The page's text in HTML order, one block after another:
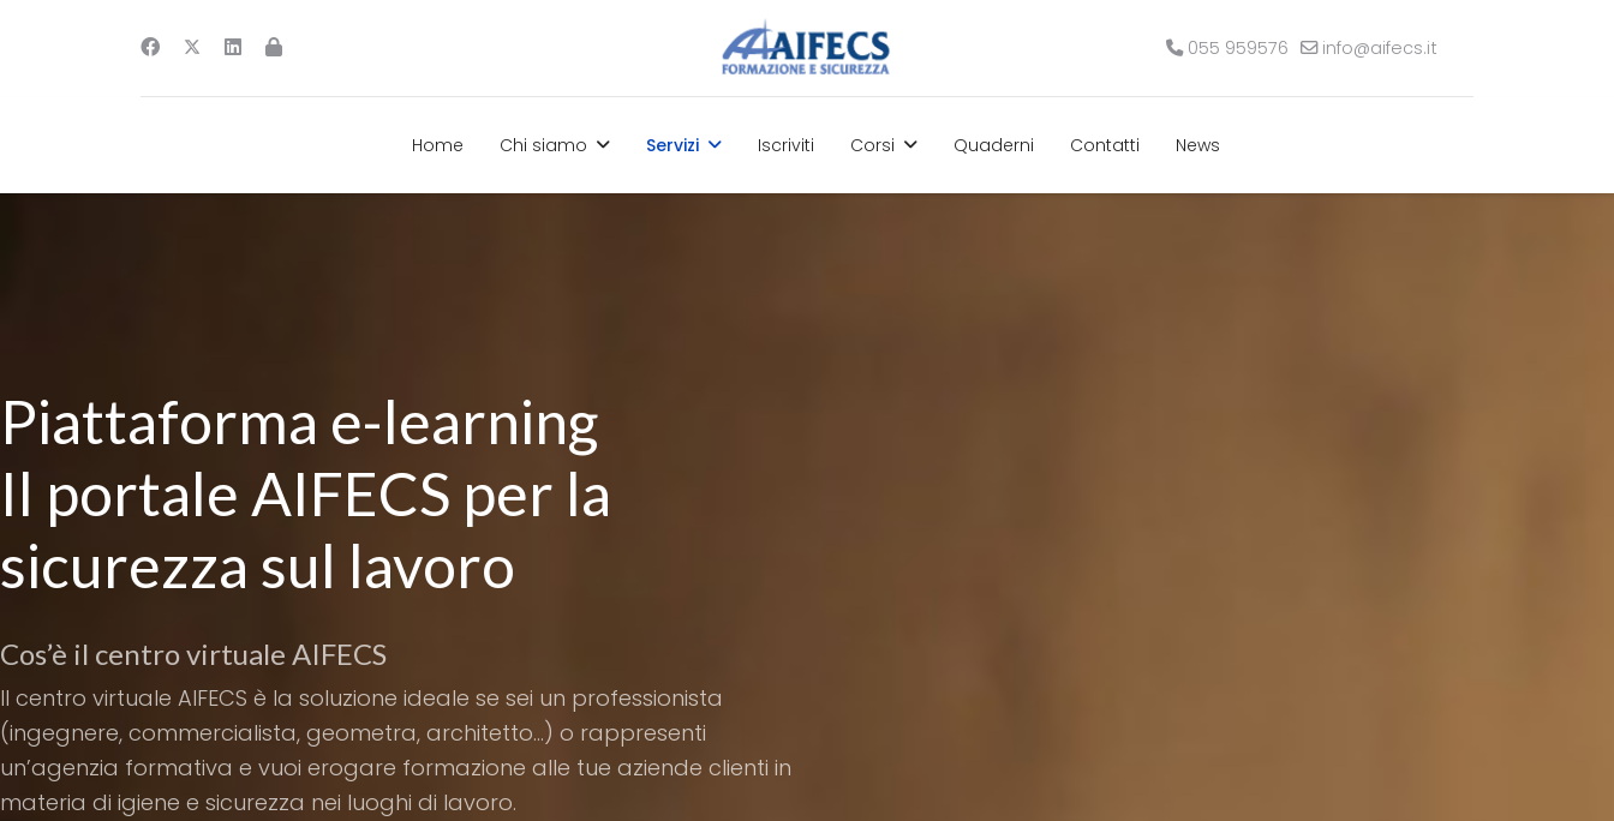
055 959576 info@aifecs.it
Home Chi siamo Servizi Iscriviti Corsi Quaderni Contatti News
Piattaforma e-learning
Il portale AIFECS per la
sicurezza sul lavoro
Cos’è il centro virtuale AIFECS
Il centro virtuale AIFECS è la soluzione ideale se sei un professionista
(ingegnere, commercialista, geometra, architetto…) o rappresenti
un’agenzia formativa e vuoi erogare formazione alle tue aziende clienti in
materia di igiene e sicurezza nei luoghi di lavoro.